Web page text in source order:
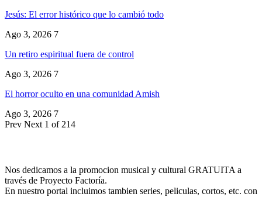
Jesús: El error histórico que lo cambió todo
Ago 3, 2026 7
Un retiro espiritual fuera de control
Ago 3, 2026 7
El horror oculto en una comunidad Amish
Ago 3, 2026 7
Prev Next 1 of 214
Nos dedicamos a la promocion musical y cultural GRATUITA a
través de Proyecto Factoría.
En nuestro portal incluimos tambien series, peliculas, cortos, etc. con